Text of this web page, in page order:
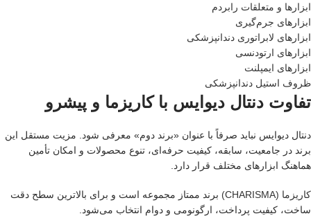
ابزارها و متعلقات رابردم
ابزارهای جرم‌گیری
ابزارهای لابراتوری دندانپزشکی
ابزارهای ارتودنسی
ابزارهای ایمپلنت
ظروف استیل دندانپزشکی
تفاوت دنتال دیوایس با کاریزما و پیشرو
دنتال دیوایس نباید صرفاً با عنوان «برند دوم» معرفی شود. مزیت مستقل این
برند در جامعیت، سابقه، کیفیت حرفه‌ای، تنوع محصولات و امکان تأمین
هماهنگ ابزارهای مختلف قرار دارد.
کاریزما (CHARISMA)
برند ممتاز مجموعه است و برای بالاترین سطح دقت
ساخت، کیفیت پرداخت، ارگونومی و دوام انتخاب می‌شود.